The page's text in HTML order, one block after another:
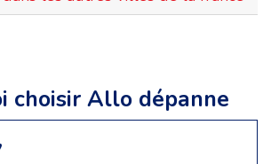
choisir Allo dépanne